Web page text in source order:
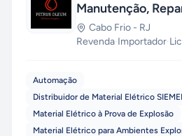
Manutenção,
Cabo Frio - RJ
Revenda·Importador·
Automação
Distribuidor de Material Elétrico
Material Elétrico à Prova de Explosão
Material Elétrico para Ambientes